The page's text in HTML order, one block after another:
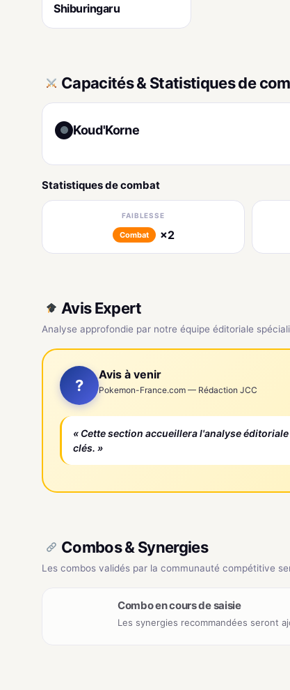
Shiburingaru
Capacités & Statistiques de
Koud'Korne
Statistiques de combat
FAIBLESSE
Combat ×2
Avis Expert
Analyse approfondie par notre équipe éditoriale
?
Avis à venir
Pokemon-France.com — Rédaction JCC
« Cette section accueillera l'analyse
clés. »
Combos & Synergies
Les combos validés par la communauté compétitive
Combo en cours de saisie
Les synergies recommandées seront